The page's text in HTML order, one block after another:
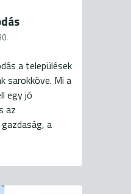
a települések
sarokköve. Mi a
egy jó
az
a